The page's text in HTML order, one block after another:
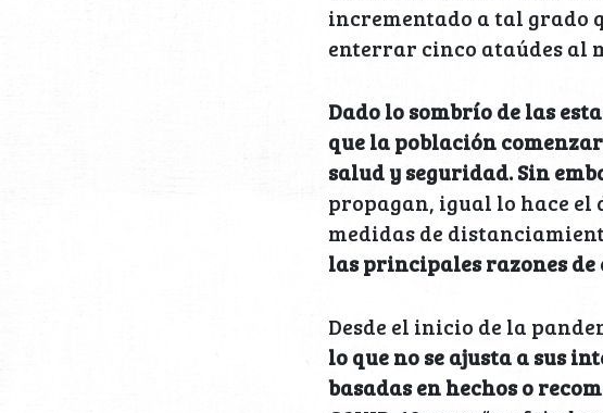
incrementado a tal grado
enterrar cinco ataúdes al
Dado lo sombrío de las
que la población
salud y seguridad. Sin
propagan, igual lo hace el
medidas de
las principales razones de
Desde el inicio de la
lo que no se ajusta a sus
basadas en hechos o